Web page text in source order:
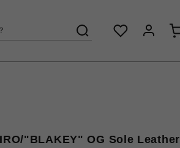
"BLAKEY" OG Sole Leather